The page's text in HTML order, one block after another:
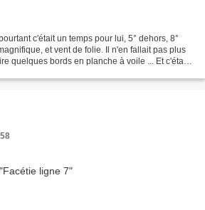
c'était un temps pour lui, 5° dehors, 8°
et vent de folie. Il n'en fallait pas plus
quelques bords en planche à voile ... Et c'était